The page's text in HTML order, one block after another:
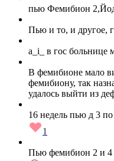
пью Фемибион
Пью и то, и другое,
a_i_ в гос больнице
В фемибионе мало
фемибиону, так
удалось выйти из
16 недель пью д 3
1
Пью фемибион 2 и 4